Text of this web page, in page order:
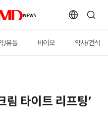
/유통 바이오 약사/건식
림 타이트 리프팅’